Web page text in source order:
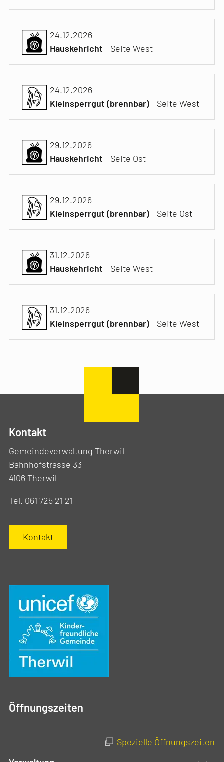
24.12.2026
Hauskehricht- Seite West
24.12.2026
Kleinsperrgut (brennbar)- Seite West
29.12.2026
Hauskehricht- Seite Ost
29.12.2026
Kleinsperrgut (brennbar)- Seite Ost
31.12.2026
Hauskehricht- Seite West
31.12.2026
Kleinsperrgut (brennbar)- Seite West
Kontakt
Gemeindeverwaltung Therwil
Bahnhofstrasse 33
4106 Therwil
Tel. 061 725 21 21
Kontakt
Öffnungszeiten
Spezielle Öffnungszeiten